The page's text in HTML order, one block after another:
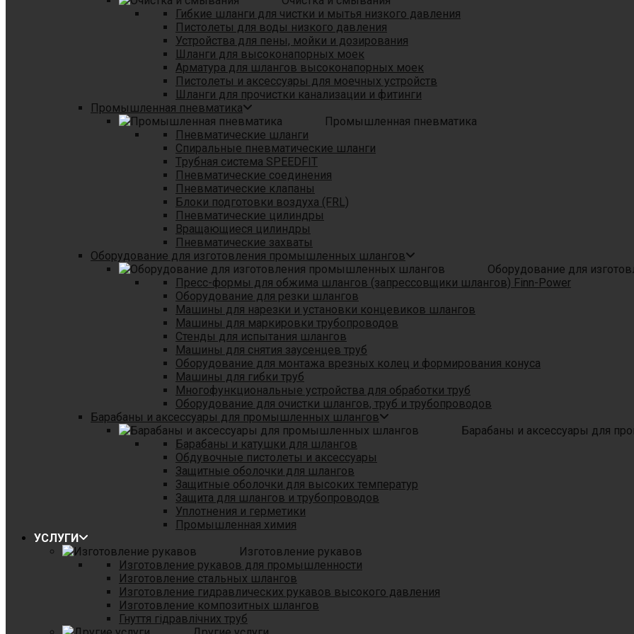
Гибкие шланги для чистки и мытья низкого давления
Пистолеты для воды низкого давления
Устройства для пены, мойки и дозирования
Шланги для высоконапорных моек
Арматура для шлангов высоконапорных моек
Пистолеты и аксессуары для моечных устройств
Шланги для прочистки канализации и фитинги
Промышленная пневматика
Промышленная пневматика
Пневматические шланги
Спиральные пневматические шланги
Tрубная система SPEEDFIT
Пневматические соединения
Пневматические клапаны
Блоки подготовки воздуха (FRL)
Пневматические цилиндры
Вращающиеся цилиндры
Пневматические захваты
Оборудование для изготовления промышленных шлангов
Оборудование для
Пресс-формы для обжима шлангов (запрессовщики шлангов) Finn-Power
Оборудование для резки шлангов
Машины для нарезки и установки концевиков шлангов
Машины для маркировки трубопроводов
Стенды для испытания шлангов
Машины для снятия заусенцев труб
Оборудование для монтажа врезных колец и формирования конуса
Машины для гибки труб
Многофункциональные устройства для обработки труб
Оборудование для очистки шлангов, труб и трубопроводов
Барабаны и аксессуары для промышленных шлангов
Барабаны и аксессуары для
Барабаны и катушки для шлангов
Обдувочные пистолеты и аксессуары
Защитные оболочки для шлангов
Защитные оболочки для высоких температур
Защита для шлангов и трубопроводов
Уплотнения и герметики
Промышленная химия
УСЛУГИ
Изготовление рукавов
Изготовление рукавов для промышленности
Изготовление стальных шлангов
Изготовление гидравлических рукавов высокого давления
Изготовление композитных шлангов
Гнуття гідравлічних труб